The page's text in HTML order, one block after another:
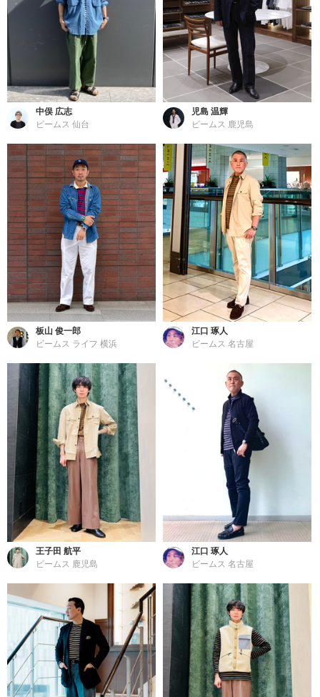
中俣 広志
ビームス 仙台
児島 温輝
ビームス 鹿児島
板山 俊一郎
ビームス ライフ 横浜
江口 琢人
ビームス 名古屋
王子田 航平
ビームス 鹿児島
江口 琢人
ビームス 名古屋